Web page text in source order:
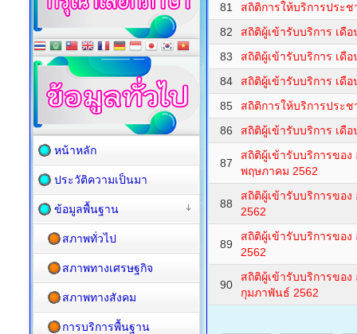
81
สถิติการให้บริการประ
82
สถิติผู้เข้ารับบริการ เดื
83
สถิติผู้เข้ารับบริการ เดื
84
สถิติผู้เข้ารับบริการ เดื
85
สถิติการให้บริการประ
86
สถิติผู้เข้ารับบริการ เดื
87
สถิติผู้เข้ารับบริการขอ
พฤษภาคม 2562
88
สถิติผู้เข้ารับบริการขอ
2562
89
สถิติผู้เข้ารับบริการขอ
2562
90
สถิติผู้เข้ารับบริการขอ
กุมภาพันธ์ 2562
หน้าหลัก
ประวัติความเป็นมา
ข้อมูลพื้นฐาน
สภาพทั่วไป
สภาพทางเศรษฐกิจ
สภาพทางสังคม
การบริการพื้นฐาน